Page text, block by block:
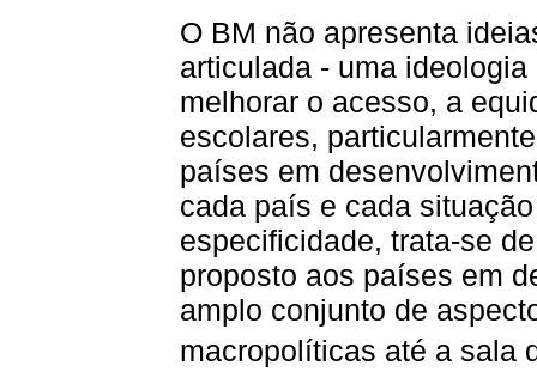
O BM não apresenta
articulada - uma
melhorar o acesso, a
escolares,
países em
cada país e cada
especificidade, trata-se
proposto aos países em
amplo conjunto de
macropolíticas até a sala